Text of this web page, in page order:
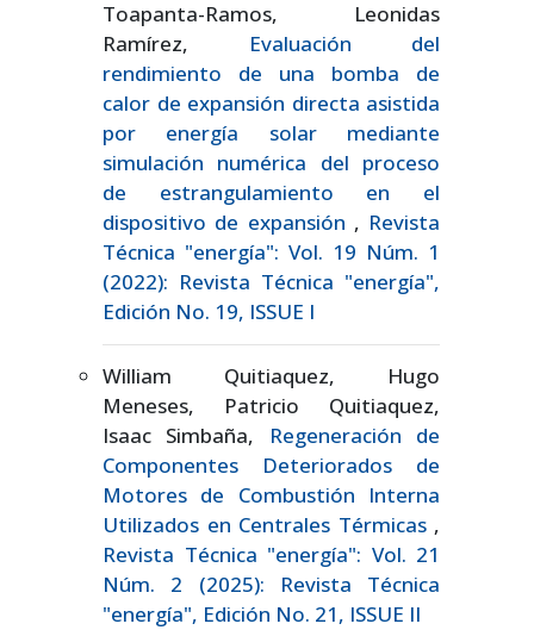
Toapanta-Ramos, Leonidas
Ramírez,
Evaluación del
rendimiento de una bomba de
calor de expansión directa asistida
por energía solar mediante
simulación numérica del proceso
de estrangulamiento en el
dispositivo de expansión , Revista
Técnica "energía": Vol. 19 Núm. 1
(2022): Revista Técnica "energía",
Edición No. 19, ISSUE I
William Quitiaquez, Hugo
Meneses, Patricio Quitiaquez,
Isaac Simbaña,
Regeneración de
Componentes Deteriorados de
Motores de Combustión Interna
Utilizados en Centrales Térmicas ,
Revista Técnica "energía": Vol. 21
Núm. 2 (2025): Revista Técnica
"energía", Edición No. 21, ISSUE II